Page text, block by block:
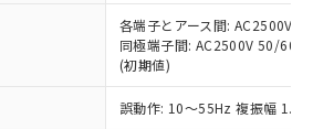
各端子とアース間: AC2500V
同極端子間: AC2500V 50/
(初期値)
誤動作: 10～55Hz 複振幅
制御機器販売店や当社販売拠
販売ネットワーク
」をご確認
および標準価格結果を当社の
諾なく第三者に漏洩または開
類の４物質については閾値を超える意
ことを確認しています。
物質（10物質）のすべてが基
兵器、生物兵器またはその他
にこれらの製造装置等に一切
貴社製品を第三者に販売する
上記1、2および3の内容を当
庫なし(最新の在庫状況につ
ては、お客様のお取引先、ま
お客様担当のオムロン制御
器販売店・当社販売員にご確